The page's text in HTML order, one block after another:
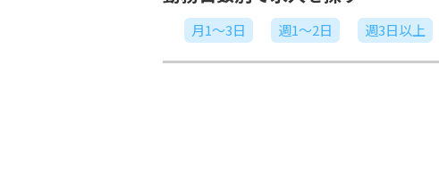
月1～3日 週1～2日 週3日以上